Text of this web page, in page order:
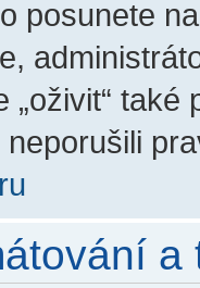
posunete
„oživit“